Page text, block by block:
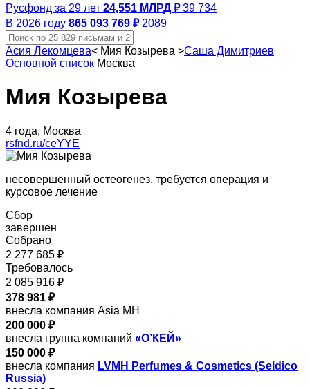
Русфонд за 29 лет 24,551 МЛРД ₽ 39 734
В 2026 году 865 093 769 ₽ 2089
Асия Лекомцева< Мия Козырева >Саша Димитриев
Основной список Москва
Мия Козырева
4 года, Москва
rsfnd.ru/ceYYE
несовершенный остеогенез, требуется операция и
курсовое лечение
Сбор
завершен
Собрано
2 277 685 ₽
Требовалось
2 085 916 ₽
378 981 ₽
внесла компания Asia MH
200 000 ₽
внесла группа компаний «О’КЕЙ»
150 000 ₽
внесла компания LVMH Perfumes & Cosmetics (Seldico
Russia)